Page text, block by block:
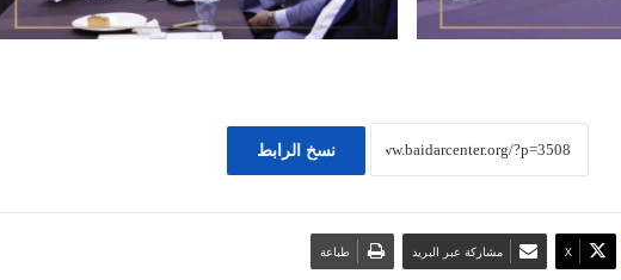
نسخ الرابط
‫X مشاركة عبر البريد طباعة